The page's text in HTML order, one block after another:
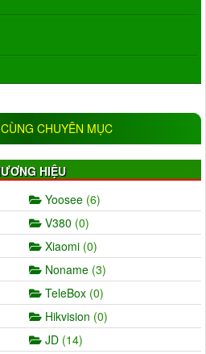
CHUYÊN MỤC
HIỆU
Yoosee (6)
V380 (0)
Xiaomi (0)
Noname (3)
TeleBox (0)
Hikvision (0)
JD (14)